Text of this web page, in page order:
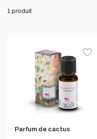
1 produit
Parfum de cactus